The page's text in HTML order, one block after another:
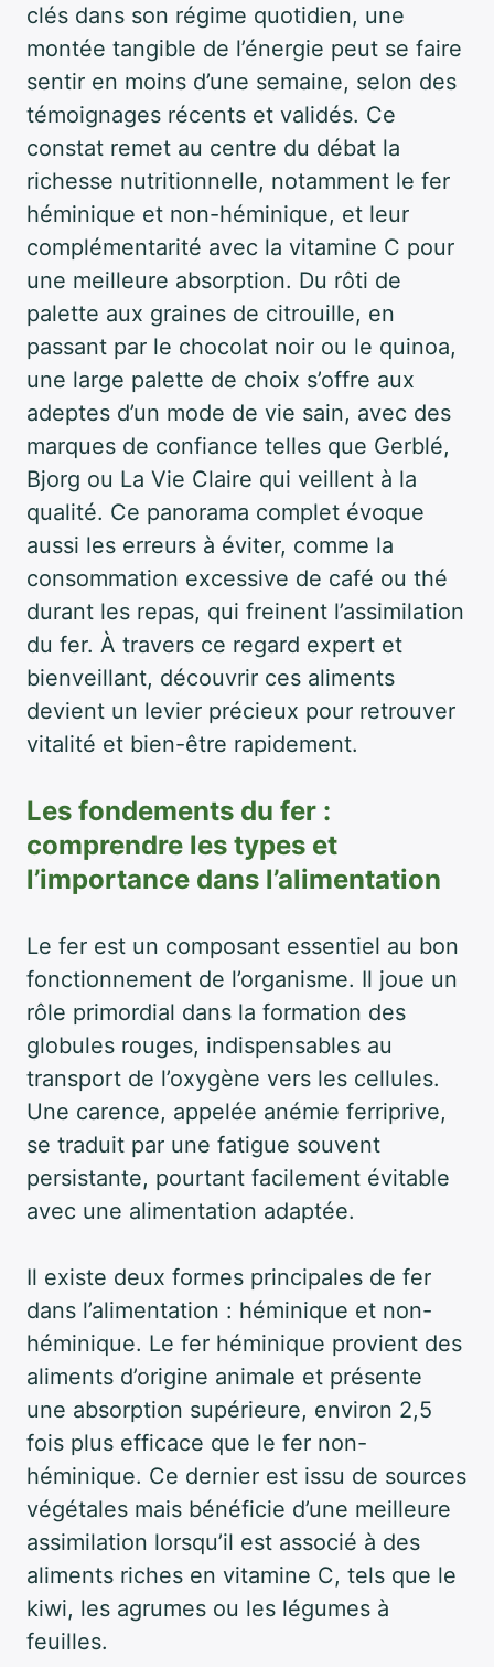
clés dans son régime quotidien, une
montée tangible de l’énergie peut se faire
sentir en moins d’une semaine, selon des
témoignages récents et validés. Ce
constat remet au centre du débat la
richesse nutritionnelle, notamment le fer
héminique et non-héminique, et leur
complémentarité avec la vitamine C pour
une meilleure absorption. Du rôti de
palette aux graines de citrouille, en
passant par le chocolat noir ou le quinoa,
une large palette de choix s’offre aux
adeptes d’un mode de vie sain, avec des
marques de confiance telles que Gerblé,
Bjorg ou La Vie Claire qui veillent à la
qualité. Ce panorama complet évoque
aussi les erreurs à éviter, comme la
consommation excessive de café ou thé
durant les repas, qui freinent l’assimilation
du fer. À travers ce regard expert et
bienveillant, découvrir ces aliments
devient un levier précieux pour retrouver
vitalité et bien-être rapidement.
Les fondements du fer :
comprendre les types et
l’importance dans l’alimentation
Le fer est un composant essentiel au bon
fonctionnement de l’organisme. Il joue un
rôle primordial dans la formation des
globules rouges, indispensables au
transport de l’oxygène vers les cellules.
Une carence, appelée anémie ferriprive,
se traduit par une fatigue souvent
persistante, pourtant facilement évitable
avec une alimentation adaptée.
Il existe deux formes principales de fer
dans l’alimentation : héminique et non-
héminique. Le fer héminique provient des
aliments d’origine animale et présente
une absorption supérieure, environ 2,5
fois plus efficace que le fer non-
héminique. Ce dernier est issu de sources
végétales mais bénéficie d’une meilleure
assimilation lorsqu’il est associé à des
aliments riches en vitamine C, tels que le
kiwi, les agrumes ou les légumes à
feuilles.